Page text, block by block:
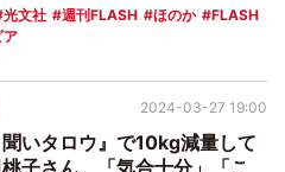
光文社 週刊FLASH ほのか
FLASH
ア
聞いタロウ』で10kg減量して
子さん、「気合十分」「こ
2024-03-27 19:00